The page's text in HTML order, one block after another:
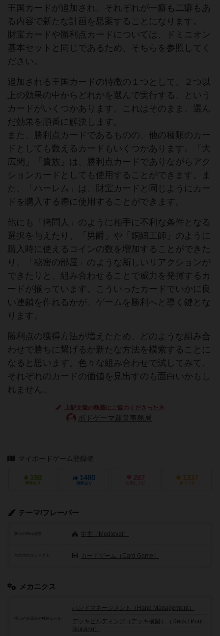
王国カードが追加され、それぞれが一癖も二癖もあ
る内容で新たな計画を思案することになります。
財宝カードや勝利点カードについては、ドミニオン
基本セットと同じであるため、そちらを参照してく
ださい。
追加される王国カードの特徴の１つとして、２つ以
上の効果の中からどれかを選んで実行する、という
カードがいくつかあります。これはそのまま、選ん
だ効果を順番に解決します。
また、勝利点カードであるものの、他の種類のカー
ドとしても数えるカードもいくつかあります。「大
広間」「貴族」は、勝利点カードでありながらアク
ションカードとしても使用することができます。ま
た、「ハーレム」は、財宝カードと同じようにカー
ドを購入する際に使用することができます。
他にも「拷問人」のように相手に不利な条件となる
選択を与えたり、「男爵」や「銅細工師」のように
購入時に使えるコインの数を増加することができた
り、「秘密の部屋」のような新しいリアクションが
できたりと、組み合わせることで威力を発揮するカ
ードが揃っています。こういったカードでいかに良
い連鎖を作れるかが、ゲームを勝利へと導く鍵とな
ります。
勝利点の獲得方法が増えたため、どのような組み合
わせで勝ちに繋げるか新たな方法を模索することに
なると思います。色々な組み合わせで試してみて、
それぞれのカードの価値を見出すのも面白いかもし
れません。
上記文章の執筆にご協力くださった方
ボドゲーマ運営事務局
マイボードゲーム登録者
198
興味あり
1480
経験あり
287
お気に入り
1337
持ってる
テーマ/フレーバー
舞台の時代背景 中世（Medieval）
その他のコンセプト カードゲーム（Card Game）
メカニクス
ハンドマネージメント（Hand Management）
デッキビルディング（デッキ構築）（Deck / Pool
Building）